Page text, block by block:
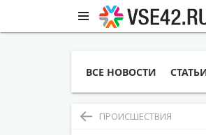
ВСЕ НОВОСТИ
ПРОИСШЕСТВИЯ